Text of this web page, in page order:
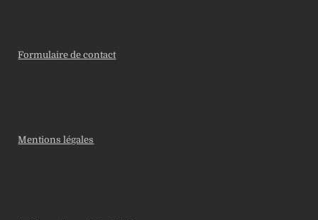
Formulaire de contact
Mentions légales